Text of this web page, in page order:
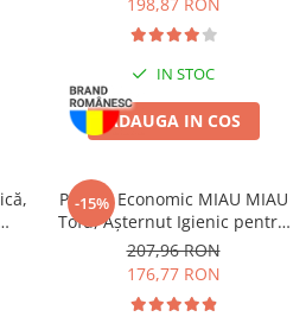
IN STOC
ADAUGA IN COS
-15%
Pachet Economic MIAU MIAU
Tofu, Așternut Igienic pentru
Pisică, Fresh, 4x10L
207,96 RON
176,77 RON